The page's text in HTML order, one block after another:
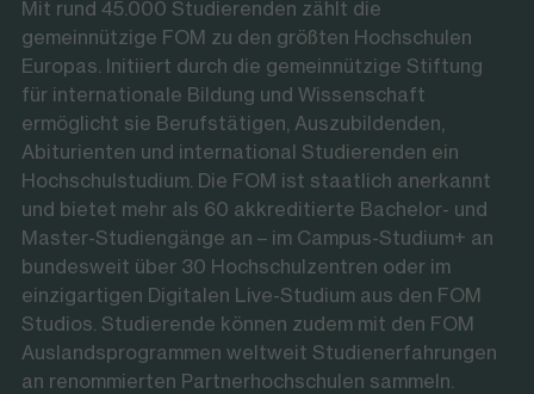
Mit rund 45.000 Studierenden zählt die
gemeinnützige FOM zu den größten Hochschulen
Europas. Initiiert durch die gemeinnützige Stiftung
für internationale Bildung und Wissenschaft
ermöglicht sie Berufstätigen, Auszubildenden,
Abiturienten und international Studierenden ein
Hochschulstudium. Die FOM ist staatlich anerkannt
und bietet mehr als 60 akkreditierte Bachelor- und
Master-Studiengänge an – im Campus-Studium+ an
bundesweit über 30 Hochschulzentren oder im
einzigartigen Digitalen Live-Studium aus den FOM
Studios. Studierende können zudem mit den FOM
Auslandsprogrammen weltweit Studienerfahrungen
an renommierten Partnerhochschulen sammeln.